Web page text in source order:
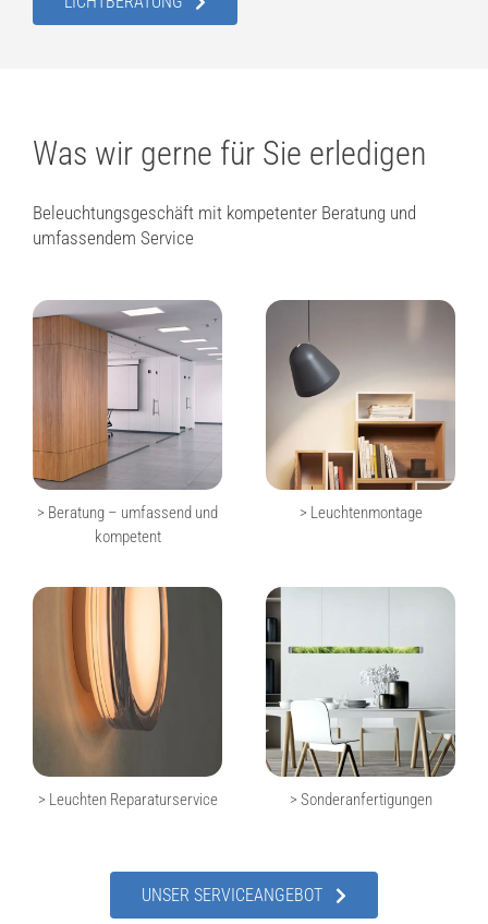
Was wir gerne für Sie erledigen
Beleuchtungsgeschäft mit kompetenter Beratung und
umfassendem Service
> Beratung – umfassend und
kompetent
> Leuchtenmontage
> Leuchten Reparaturservice > Sonderanfertigungen
UNSER SERVICEANGEBOT